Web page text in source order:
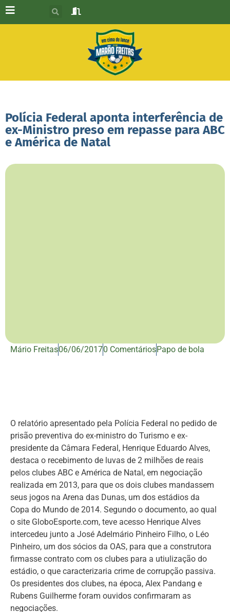
Polícia Federal aponta interferência de
ex-Ministro preso em repasse para ABC
e América de Natal
Mário Freitas06/06/20170 ComentáriosPapo de bola
O relatório apresentado pela Polícia Federal no pedido de
prisão preventiva do ex-ministro do Turismo e ex-
presidente da Câmara Federal, Henrique Eduardo Alves,
destaca o recebimento de luvas de 2 milhões de reais
pelos clubes ABC e América de Natal, em negociação
realizada em 2013, para que os dois clubes mandassem
seus jogos na Arena das Dunas, um dos estádios da
Copa do Mundo de 2014. Segundo o documento, ao qual
o site GloboEsporte.com, teve acesso Henrique Alves
intercedeu junto a José Adelmário Pinheiro Filho, o Léo
Pinheiro, um dos sócios da OAS, para que a construtora
firmasse contrato com os clubes para a utiulização do
estádio, o que caracterizaria crime de corrupção passiva.
Os presidentes dos clubes, na época, Alex Pandang e
Rubens Guilherme foram ouvidos confirmaram as
negociações.